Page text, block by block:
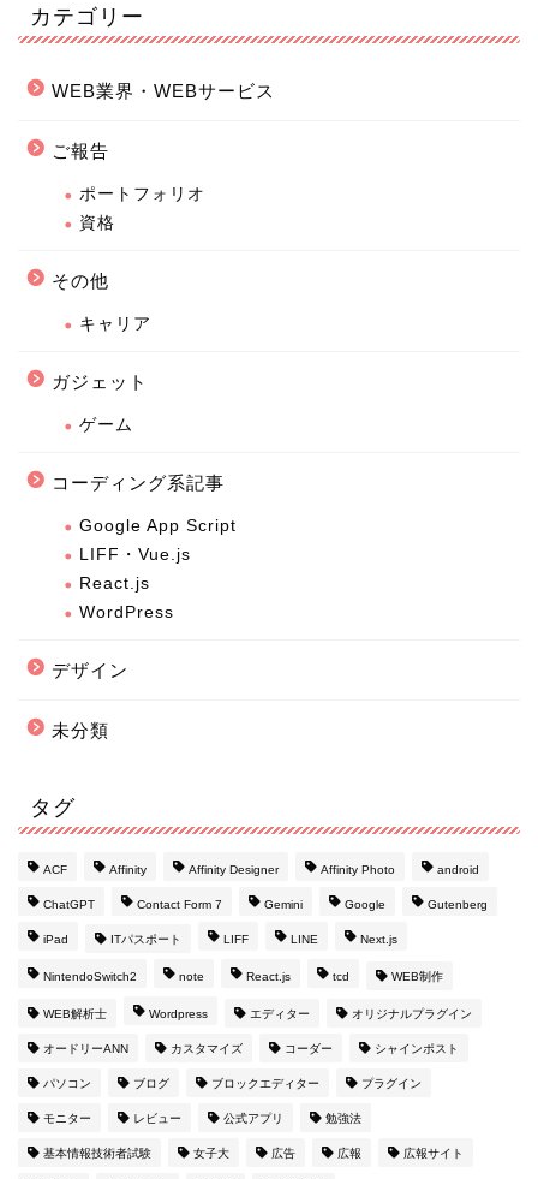
カテゴリー
WEB業界・WEBサービス
ご報告
ポートフォリオ
資格
その他
キャリア
ガジェット
ゲーム
コーディング系記事
Google App Script
LIFF・Vue.js
React.js
WordPress
デザイン
未分類
タグ
ACF Affinity Affinity Designer Affinity Photo android
ChatGPT Contact Form 7 Gemini Google Gutenberg
iPad ITパスポート LIFF LINE Next.js
NintendoSwitch2 note React.js tcd WEB制作
WEB解析士 Wordpress エディター オリジナルプラグイン
オードリーANN カスタマイズ コーダー シャインポスト
パソコン ブログ ブロックエディター プラグイン
モニター レビュー 公式アプリ 勉強法
基本情報技術者試験 女子大 広告 広報 広報サイト